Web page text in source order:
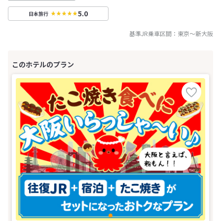
日本旅行 5.0
基準JR乗車区間： 東京～新大阪